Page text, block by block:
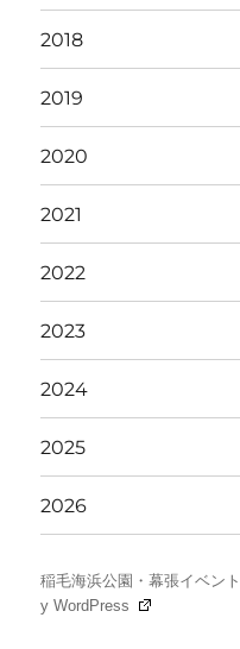
2018
2019
2020
2021
2022
2023
2024
2025
2026
稲毛海浜公園・幕張イベン
y WordPress